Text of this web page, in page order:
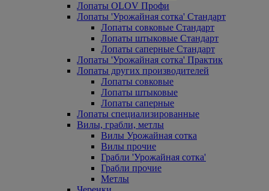
Лопаты OLOV Профи
Лопаты 'Урожайная сотка' Стандарт
Лопаты совковые Стандарт
Лопаты штыковые Стандарт
Лопаты саперные Стандарт
Лопаты 'Урожайная сотка' Практик
Лопаты других производителей
Лопаты совковые
Лопаты штыковые
Лопаты саперные
Лопаты специализированные
Вилы, грабли, метлы
Вилы Урожайная сотка
Вилы прочие
Грабли 'Урожайная сотка'
Грабли прочие
Метлы